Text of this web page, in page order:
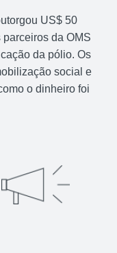
US$ 50
da OMS
da pólio. Os
social e
o dinheiro foi